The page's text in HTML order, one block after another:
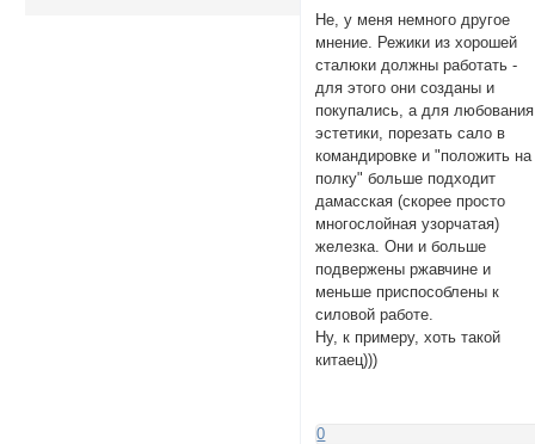
Не, у меня немного другое
мнение. Режики из хорошей
сталюки должны работать -
для этого они созданы и
покупались, а для
эстетики, порезать сало в
командировке и "положить на
полку" больше подходит
дамасская (скорее просто
многослойная узорчатая)
железка. Они и больше
подвержены ржавчине и
меньше приспособлены к
силовой работе.
Ну, к примеру, хоть такой
китаец)))
0